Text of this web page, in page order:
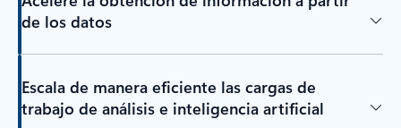
de los datos
Escala de manera eficiente las cargas de
trabajo de análisis e inteligencia artificial